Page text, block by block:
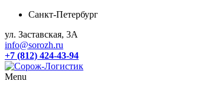
Санкт-Петербург
ул. Заставская, 3А
info@sorozh.ru
+7 (812) 424-43-94
Menu